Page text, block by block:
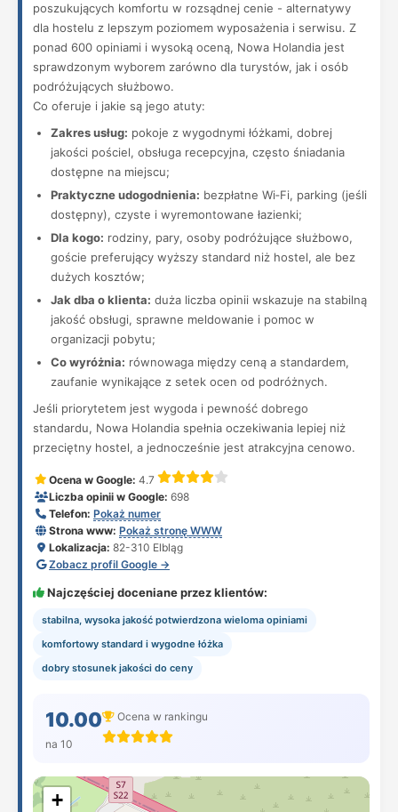
poszukujących komfortu w rozsądnej cenie - alternatywy
dla hostelu z lepszym poziomem wyposażenia i serwisu. Z
ponad 600 opiniami i wysoką oceną, Nowa Holandia jest
sprawdzonym wyborem zarówno dla turystów, jak i osób
podróżujących służbowo.
Co oferuje i jakie są jego atuty:
Zakres usług: pokoje z wygodnymi łóżkami, dobrej
jakości pościel, obsługa recepcyjna, często śniadania
dostępne na miejscu;
Praktyczne udogodnienia: bezpłatne Wi‑Fi, parking (jeśli
dostępny), czyste i wyremontowane łazienki;
Dla kogo: rodziny, pary, osoby podróżujące służbowo,
goście preferujący wyższy standard niż hostel, ale bez
dużych kosztów;
Jak dba o klienta: duża liczba opinii wskazuje na stabilną
jakość obsługi, sprawne meldowanie i pomoc w
organizacji pobytu;
Co wyróżnia: równowaga między ceną a standardem,
zaufanie wynikające z setek ocen od podróżnych.
Jeśli priorytetem jest wygoda i pewność dobrego
standardu, Nowa Holandia spełnia oczekiwania lepiej niż
przeciętny hostel, a jednocześnie jest atrakcyjna cenowo.
Ocena w Google: 4.7
Liczba opinii w Google: 698
Telefon: Pokaż numer
Strona www: Pokaż stronę WWW
Lokalizacja: 82-310 Elbląg
Zobacz profil Google →
Najczęściej doceniane przez klientów:
stabilna, wysoka jakość potwierdzona wieloma opiniami
komfortowy standard i wygodne łóżka
dobry stosunek jakości do ceny
10.00
na 10
Ocena w rankingu
+